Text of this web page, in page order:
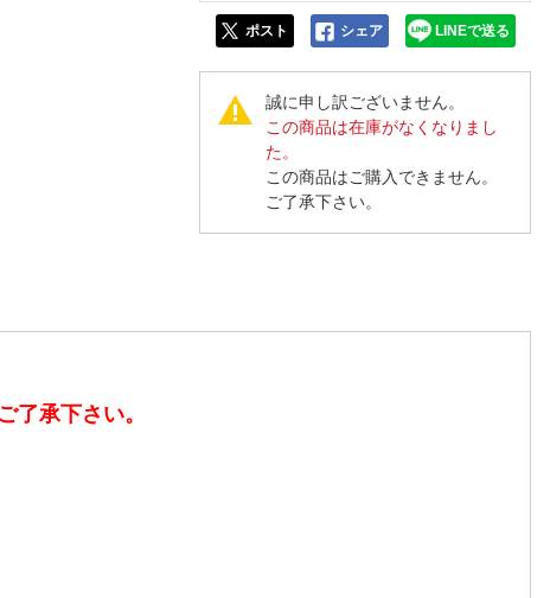
ポスト シェア LINEで送る
誠に申し訳ございません。
この商品は在庫がなくなりまし
た。
この商品はご購入できません。
ご了承下さい。
了承下さい。